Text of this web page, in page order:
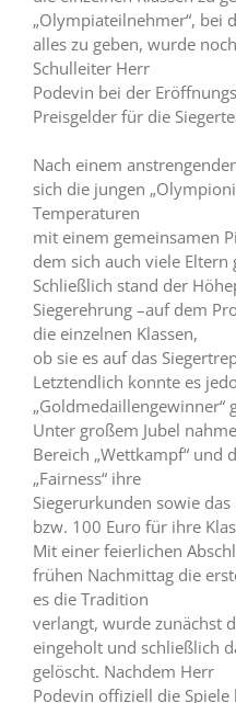
„Olympiateilnehmer“, bei
alles zu geben, wurde
Schulleiter Herr
Podevin bei der
Preisgelder für die
Nach einem
sich die jungen
Temperaturen
mit einem gemeinsamen
dem sich auch viele Eltern
Schließlich stand der
Siegerehrung –auf dem
die einzelnen Klassen,
ob sie es auf das
Letztendlich konnte es
„Goldmedaillengewinner“
Unter großem Jubel
Bereich „Wettkampf“ und
„Fairness“ ihre
Siegerurkunden sowie
bzw. 100 Euro für ihre
Mit einer feierlichen
frühen Nachmittag die
es die Tradition
verlangt, wurde zunächst
eingeholt und schließlich
gelöscht. Nachdem Herr
Podevin offiziell die